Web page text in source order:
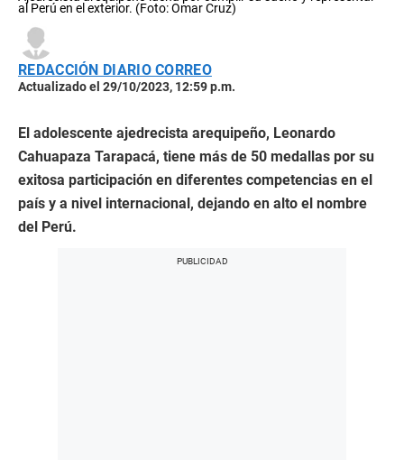
al Perú en el exterior. (Foto: Omar Cruz)
REDACCIÓN DIARIO CORREO
Actualizado el 29/10/2023, 12:59 p.m.
El adolescente ajedrecista arequipeño, Leonardo
Cahuapaza Tarapacá, tiene más de 50 medallas por su
exitosa participación en diferentes competencias en el
país y a nivel internacional, dejando en alto el nombre
del Perú.